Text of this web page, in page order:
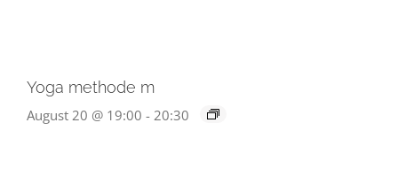
Yoga methode m
August 20 @ 19:00 - 20:30